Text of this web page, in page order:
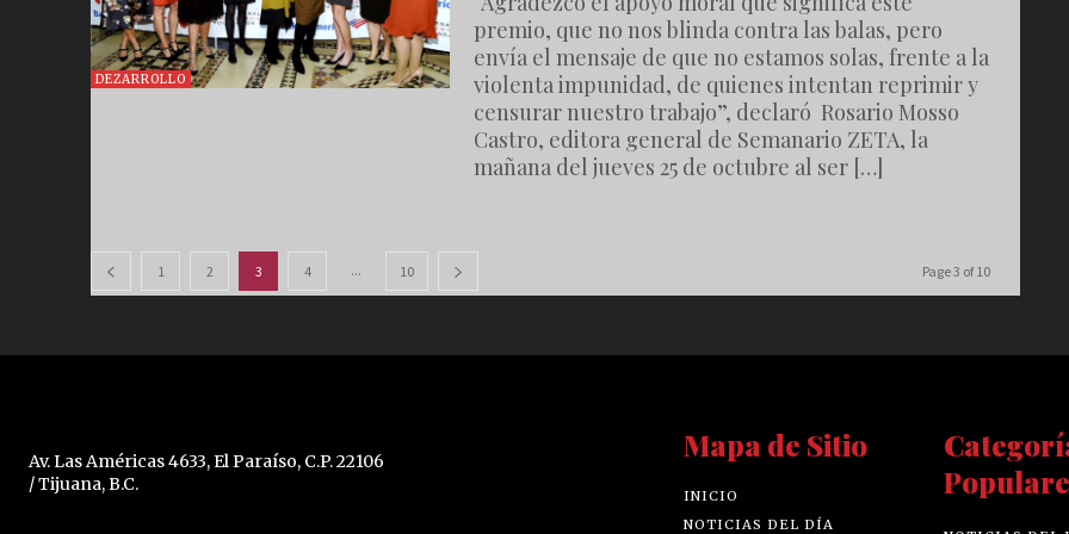
DEZARROLLO
premio, que no nos blinda contra las balas, pero
envía el mensaje de que no estamos solas, frente a la
violenta impunidad, de quienes intentan reprimir y
censurar nuestro trabajo”, declaró Rosario Mosso
Castro, editora general de Semanario ZETA, la
mañana del jueves 25 de octubre al ser […]
1 2 3 4 ... 10 Page 3 of 10
Av. Las Américas 4633, El Paraíso, C.P. 22106
/ Tijuana, B.C.
Mapa de Sitio
INICIO
NOTICIAS DEL DÍA